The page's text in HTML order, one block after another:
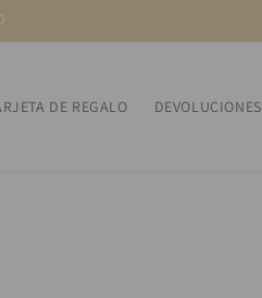
DE REGALO DEVOLUCIONES